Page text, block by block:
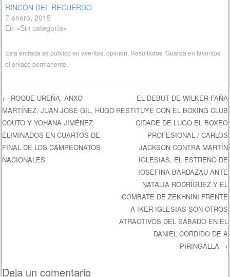
RINCÓN DEL RECUERDO
7 enero, 2015
En «Sin categoría»
Esta entrada se publicó eneventos ,opinion Resultados . Guarda en favoritos
elenlace permanente
Navegación de entradas
← ROQUE UREÑA, ANXO
MARTÍNEZ, JUAN JOSÉ GIL, HUGO
COUTO Y YOHANA JIMÉNEZ
ELIMINADOS EN CUARTOS DE
FINAL DE LOS CAMPEONATOS
NACIONALES
EL DEBUT DE WILKER FAÑA
RESTITUYE CON EL BOXING CLUB
CIDADE DE LUGO EL BOXEO
PROFESIONAL / CARLOS
JACKSON CONTRA MARTÍN
IGLESIAS, EL ESTRENO DE
IOSEFINA BARDAZAU ANTE
NATALIA RODRÍGUEZ Y EL
COMBATE DE ZEKHNINI FRENTE
A IKER IGLESIAS SON OTROS
ATRACTIVOS DEL SÁBADO EN EL
DANIEL CORDIDO DE A
PIRINGALLA →
Deja un comentario